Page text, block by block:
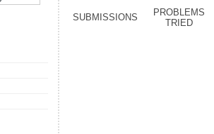
SUBMISSIONS
PROBLEMS
TRIED